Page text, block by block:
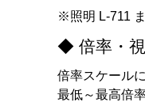
※照明 L-711
◆ 倍率・
倍率スケール
最低～最高倍